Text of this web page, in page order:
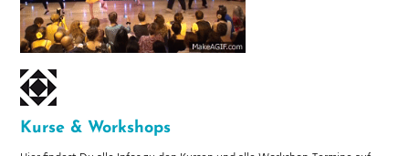
Kurse & Workshops